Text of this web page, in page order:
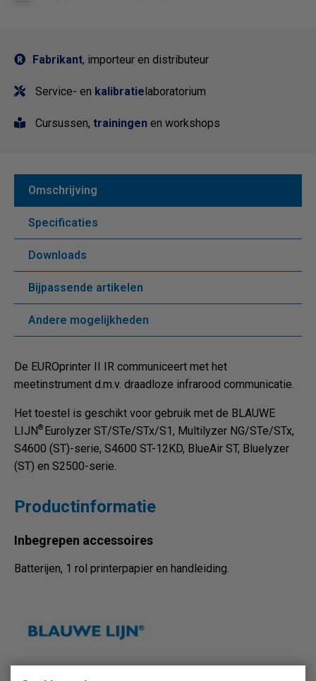
Fabrikant, importeur en distributeur
Service- en kalibratielaboratorium
Cursussen, trainingen en workshops
Omschrijving
Specificaties
Downloads
Bijpassende artikelen
Andere mogelijkheden
De EUROprinter II IR communiceert met het
meetinstrument d.m.v. draadloze infrarood communicatie.
Het toestel is geschikt voor gebruik met de BLAUWE
LIJN® Eurolyzer ST/STe/STx/S1, Multilyzer NG/STe/STx,
S4600 (ST)-serie, S4600 ST-12KD, BlueAir ST, Bluelyzer
(ST) en S2500-serie.
Productinformatie
Inbegrepen accessoires
Batterijen, 1 rol printerpapier en handleiding.